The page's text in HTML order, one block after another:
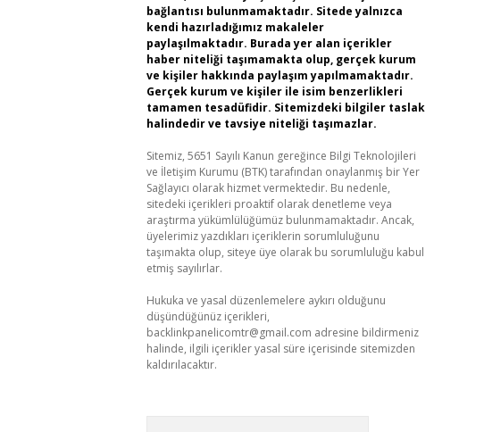
bağlantısı bulunmamaktadır. Sitede yalnızca
kendi hazırladığımız makaleler
paylaşılmaktadır. Burada yer alan içerikler
haber niteliği taşımamakta olup, gerçek kurum
ve kişiler hakkında paylaşım yapılmamaktadır.
Gerçek kurum ve kişiler ile isim benzerlikleri
tamamen tesadüfidir. Sitemizdeki bilgiler taslak
halindedir ve tavsiye niteliği taşımazlar.
Sitemiz, 5651 Sayılı Kanun gereğince Bilgi Teknolojileri
ve İletişim Kurumu (BTK) tarafından onaylanmış bir Yer
Sağlayıcı olarak hizmet vermektedir. Bu nedenle,
sitedeki içerikleri proaktif olarak denetleme veya
araştırma yükümlülüğümüz bulunmamaktadır. Ancak,
üyelerimiz yazdıkları içeriklerin sorumluluğunu
taşımakta olup, siteye üye olarak bu sorumluluğu kabul
etmiş sayılırlar.
Hukuka ve yasal düzenlemelere aykırı olduğunu
düşündüğünüz içerikleri,
backlinkpanelicomtr@gmail.com adresine bildirmeniz
halinde, ilgili içerikler yasal süre içerisinde sitemizden
kaldırılacaktır.